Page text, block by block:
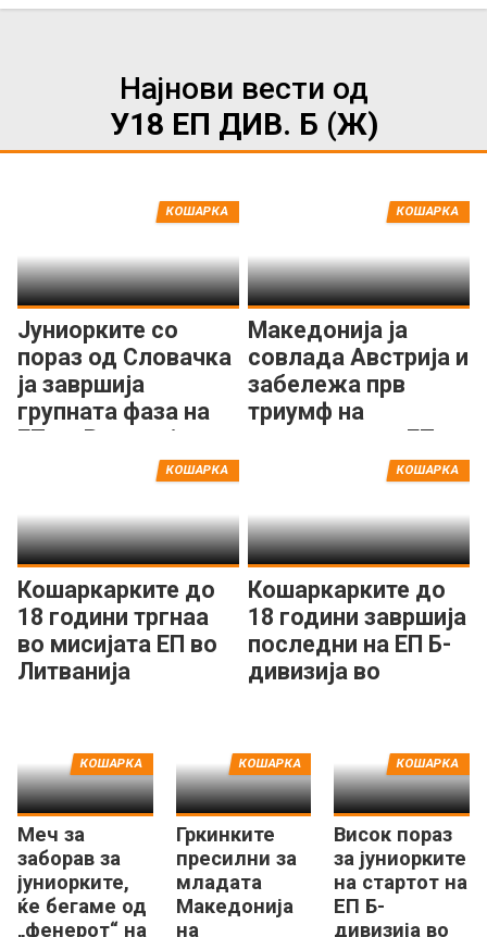
Најнови вести од
У18 ЕП ДИВ. Б (Ж)
Јуниорките со
пораз од Словачка
ја завршија
групната фаза на
ЕП во Романија
КОШАРКА
Македонија ја
совлада Австрија и
забележа прв
триумф на
младинското ЕП
КОШАРКА
Кошаркарките до
18 години тргнаа
во мисијата ЕП во
Литванија
КОШАРКА
Кошаркарките до
18 години завршија
последни на ЕП Б-
дивизија во
КОШАРКА
Меч за
заборав за
јуниорките,
ќе бегаме од
„фенерот“ на
КОШАРКА
Гркинките
пресилни за
младата
Македонија
на
КОШАРКА
Висок пораз
за јуниорките
на стартот на
ЕП Б-
дивизија во
КОШАРКА